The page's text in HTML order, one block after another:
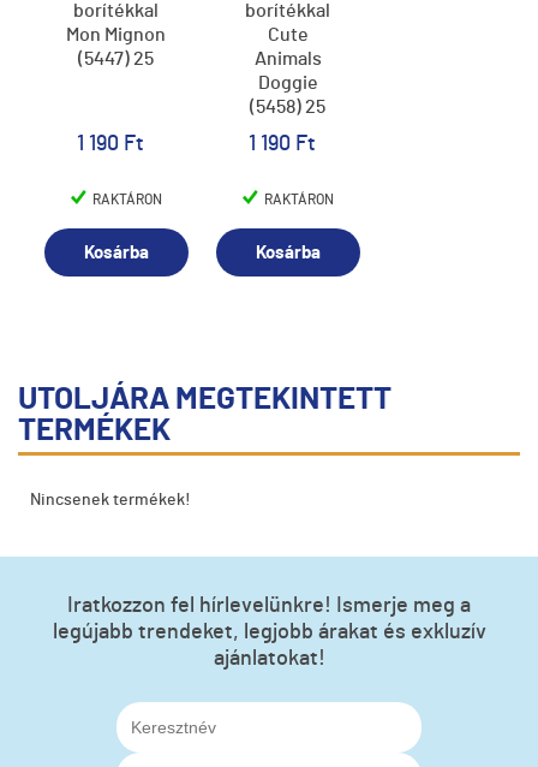
borítékkal
Mon Mignon
(5447) 25
1 190 Ft
RAKTÁRON
Kosárba
borítékkal
Cute
Animals
Doggie
(5458) 25
1 190 Ft
RAKTÁRON
Kosárba
UTOLJÁRA MEGTEKINTETT
TERMÉKEK
Nincsenek termékek!
Iratkozzon fel hírlevelünkre! Ismerje meg a
legújabb trendeket, legjobb árakat és exkluzív
ajánlatokat!